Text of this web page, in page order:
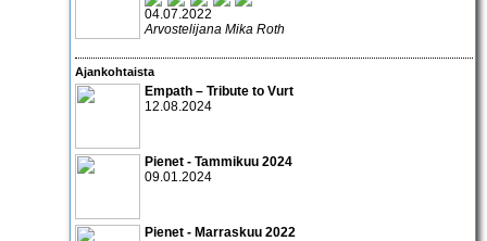
04.07.2022
Arvostelijana Mika Roth
Ajankohtaista
Empath – Tribute to Vurt
12.08.2024
Pienet - Tammikuu 2024
09.01.2024
Pienet - Marraskuu 2022